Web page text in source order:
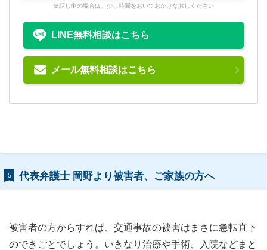
※話し中の場合は、少し時間をおいておかけなおしください
LINE無料相談はこちら
メール無料相談はこちら
5 代表弁護士 岡野より被害者、ご家族の方へ
被害者の方からすれば、交通事故の被害はまさに急転直下
のできごとでしょう。いきなり治療や手術、入院などまと